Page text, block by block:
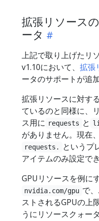
拡張リソース
ータ
上記で取り上げたリ
v1.10において、 拡張
ータのサポートが追
拡張リソースに対す
ているのと同様に、
ス用に requests と
がありません。現在
requests.
というプ
アイテムのみ設定でき
GPUリソースを例に
nvidia.com/gpu で
ストされるGPUの上
うにリソースクォー